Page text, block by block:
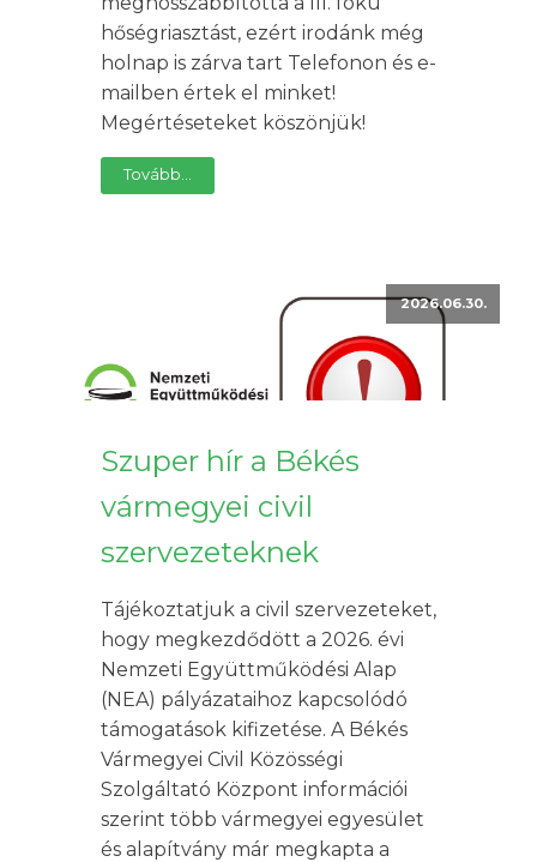
hőségriasztást, ezért irodánk még
holnap is zárva tart Telefonon és e-
mailben értek el minket!
Megértéseteket köszönjük!
Tovább...
2026.06.30.
Szuper hír a Békés
vármegyei civil
szervezeteknek
Tájékoztatjuk a civil szervezeteket,
hogy megkezdődött a 2026. évi
Nemzeti Együttműködési Alap
(NEA) pályázataihoz kapcsolódó
támogatások kifizetése. A Békés
Vármegyei Civil Közösségi
Szolgáltató Központ információi
szerint több vármegyei egyesület
és alapítvány már megkapta a